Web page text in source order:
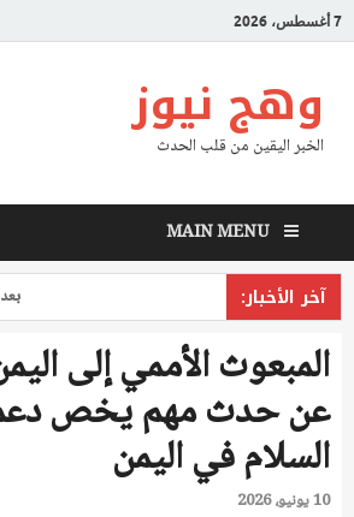
7 أغسطس، 2026
وهج نيوز
الخبر اليقين من قلب الحدث
MAIN MENU
آخر الأخبار: بعد
المبعوث الأممي إلى
عن حدث مهم يخص
السلام في اليمن
10 يونيو، 2026